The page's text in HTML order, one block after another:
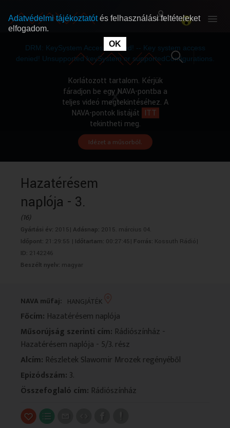
RÓLUNK
RÓLUNK
DRM: KeySystem Access Denied! -- Key system access
denied! Unsupported keySystem or supportedConfigurations.
Korlátozott tartalom. Kérjük
fáradjon be egy NAVA-pontba a
teljes videó megtekintéséhez. A
NAVA-pontok listáját ITT
tekintheti meg.
Idézet a műsorból.
Hazatérésem
naplója - 3.
(16)
Gyártási év: 2015| Adásnap: 2015. március 04.
Időpont: 21:29:55 | Időtartam: 00:27:45| Forrás: Kossuth Rádió|
ID: 2142246
Beszélt nyelv: magyar
NAVA műfaj: HANGJÁTÉK
Főcím: Hazatérésem naplója
Műsorújság szerinti cím: Rádiószínház -
Hazatérésem naplója - 5/3. rész
Alcím: Részletek Slawomir Mrozek regényéből
Epizódszám: 3.
Összefoglaló cím: Rádiószínház
Adatvédelmi tájékoztatótés felhasználási feltételeket
elfogadom.
OK